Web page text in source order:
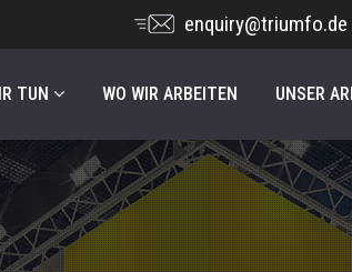
enquiry@triumfo.de
TUN WO WIR ARBEITEN UNSER